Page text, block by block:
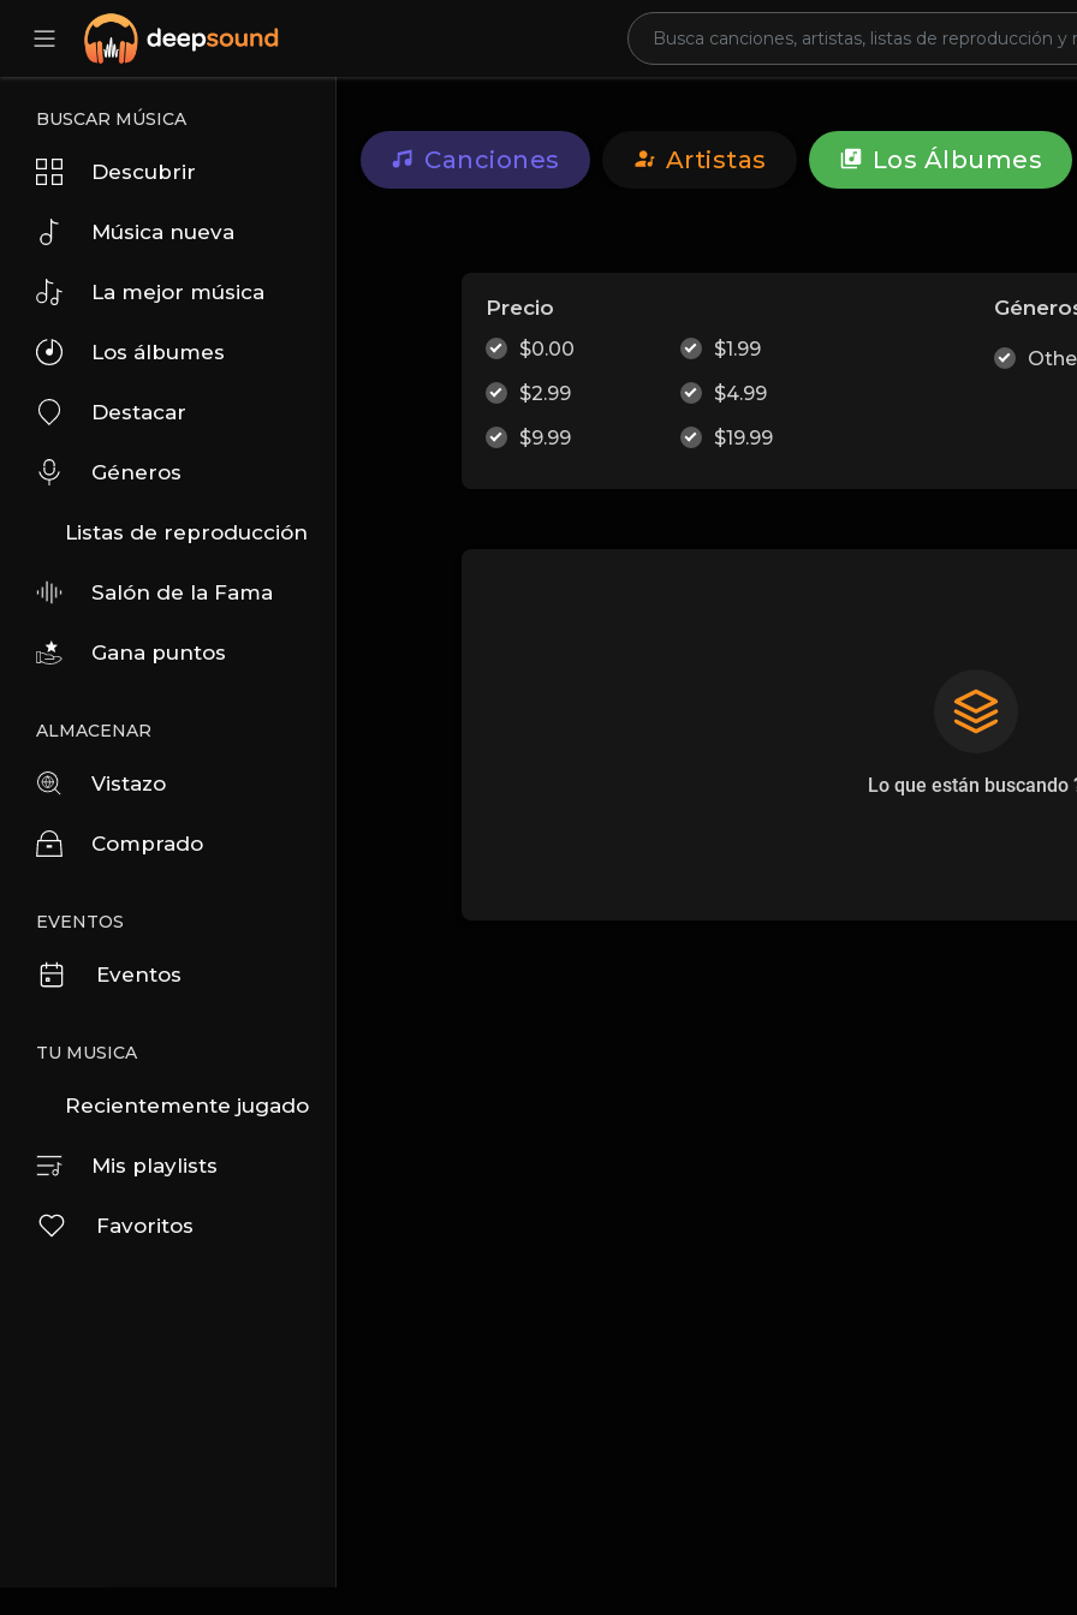
BUSCAR MÚSICA
Descubrir
Música nueva
La mejor música
Los álbumes
Destacar
Géneros
Listas de reproducción
Salón de la Fama
Gana puntos
ALMACENAR
Vistazo
Comprado
EVENTOS
Eventos
TU MUSICA
Recientemente jugado
Mis playlists
Favoritos
Canciones Artistas Los Álbumes
Precio
$0.00
$1.99
$2.99
$4.99
$9.99
$19.99
Lo que están buscando